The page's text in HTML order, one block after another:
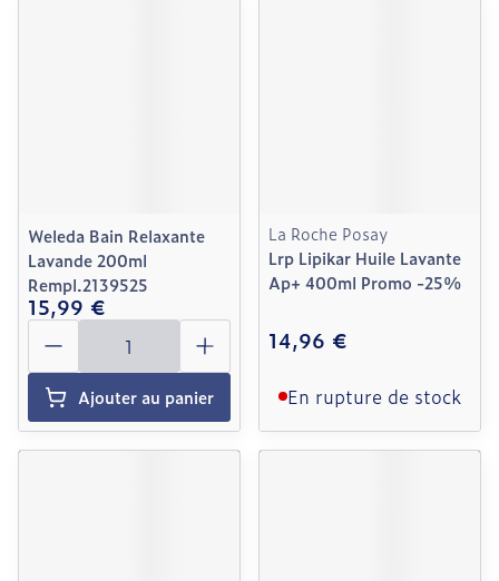
Weleda Bain Relaxante
Lavande 200ml
Rempl.2139525
15,99 €
Quantité
Ajouter au panier
La Roche Posay
Lrp Lipikar Huile Lavante
Ap+ 400ml Promo -25%
14,96 €
En rupture de stock